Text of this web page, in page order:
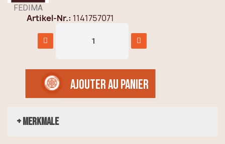
FEDIMA
Artikel-Nr. 1141757071
AJOUTER AU PANIER
+ Merkmale